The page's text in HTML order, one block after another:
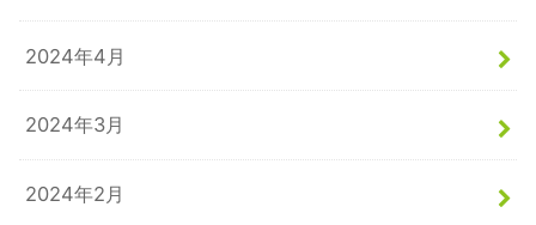
2024年4月
2024年3月
2024年2月